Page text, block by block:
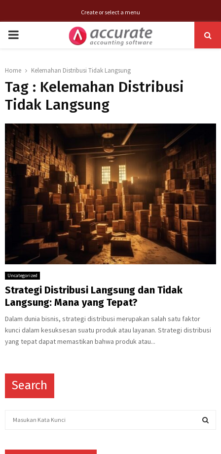
Create or select a menu
PRIMARY
Home Kelemahan Distribusi Tidak Langsung
Tag : Kelemahan Distribusi
Tidak Langsung
Uncategorized
Strategi Distribusi Langsung dan Tidak
Langsung: Mana yang Tepat?
Dalam dunia bisnis, strategi distribusi merupakan salah satu faktor
kunci dalam kesuksesan suatu produk atau layanan. Strategi distribusi
yang tepat dapat memastikan bahwa produk atau...
Search